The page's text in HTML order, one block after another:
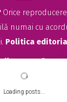
Loading posts...
Orice
numai cu
Politica
.
site-ului EA.md,
sau